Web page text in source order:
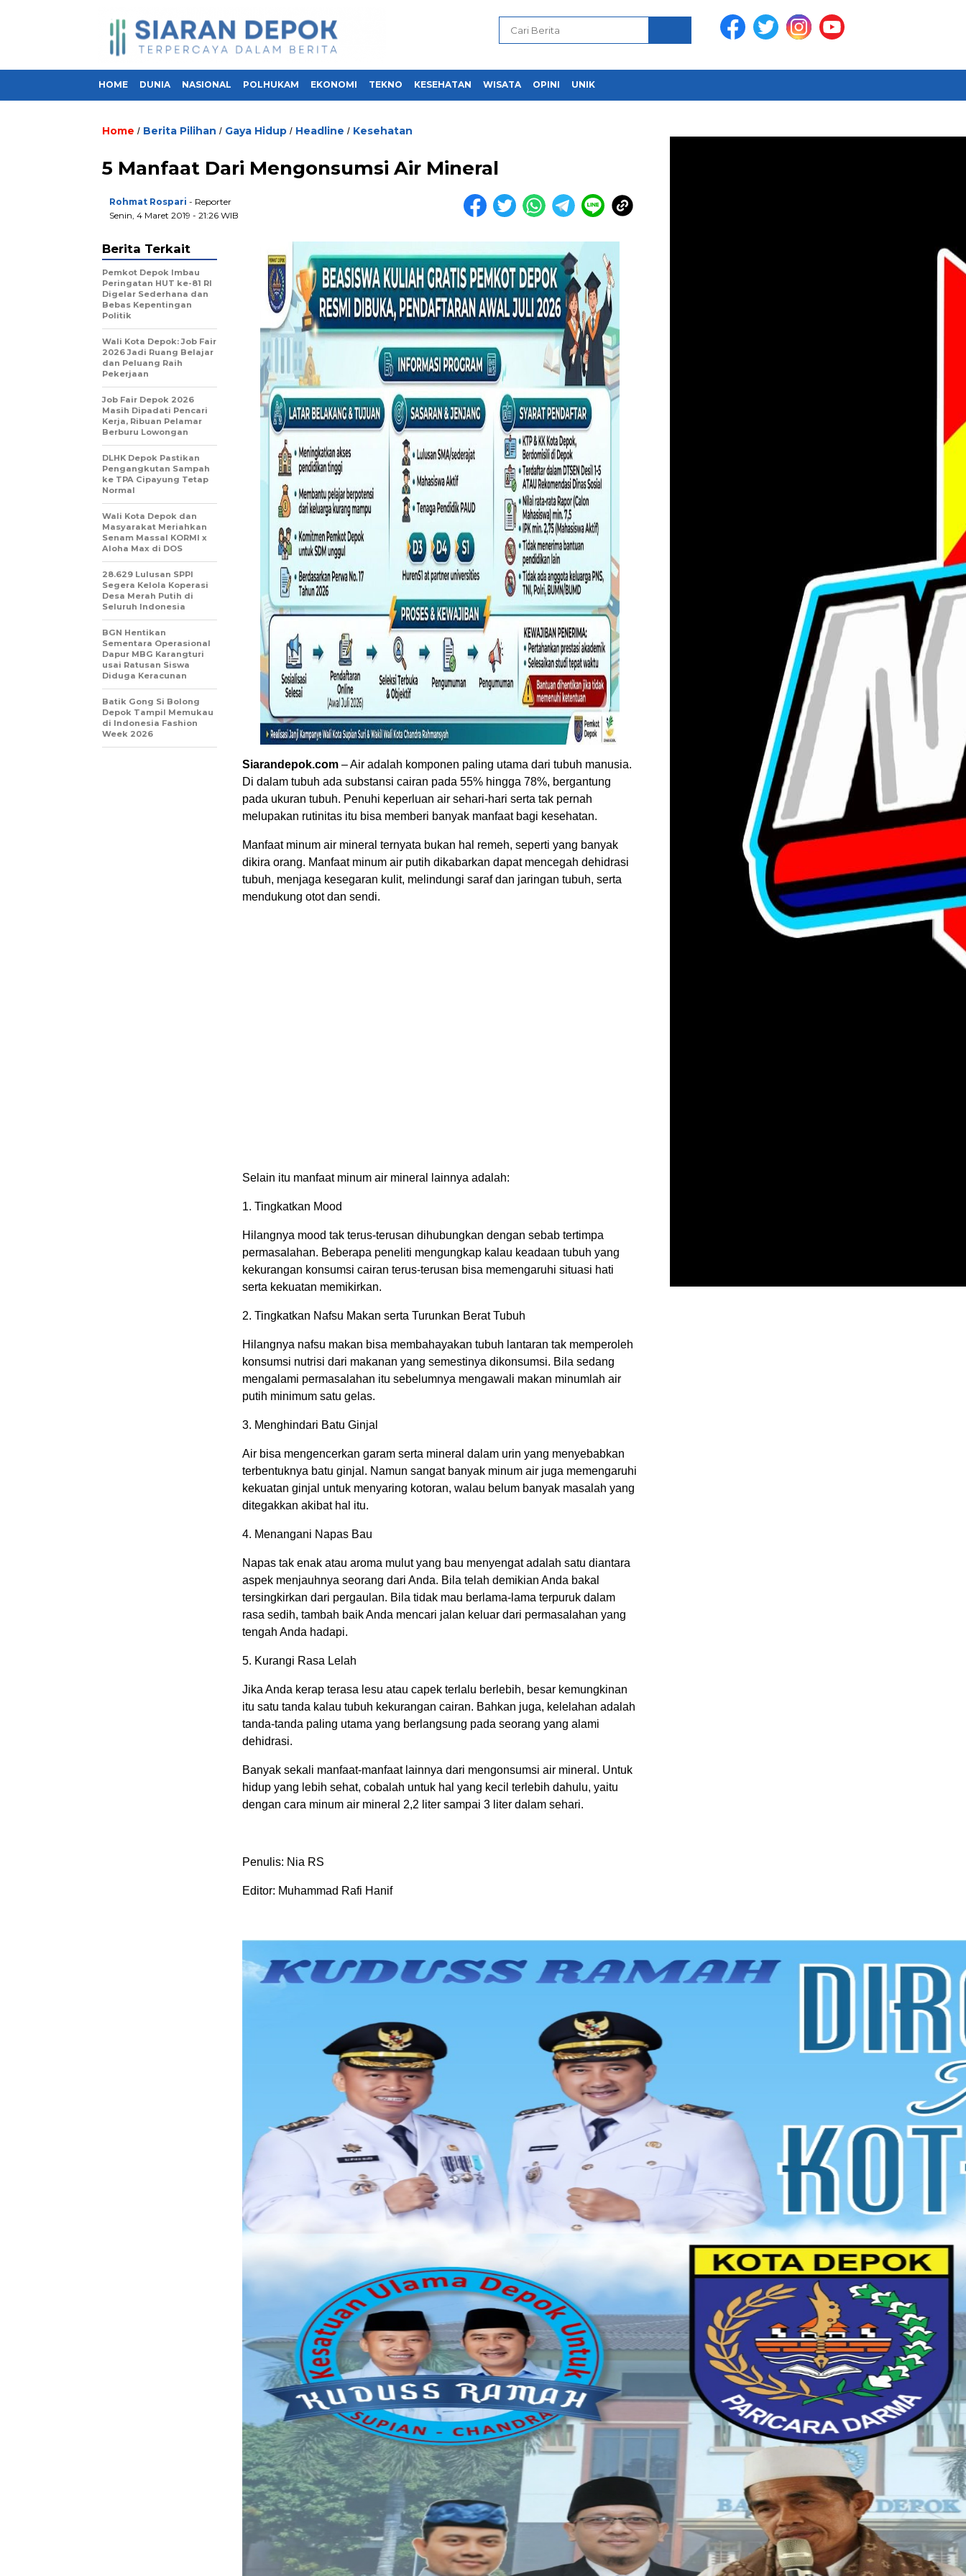
HOME DUNIA NASIONAL POLHUKAM EKONOMI TEKNO KESEHATAN WISATA OPINI UNIK
Home / Berita Pilihan / Gaya Hidup / Headline / Kesehatan
5 Manfaat Dari Mengonsumsi Air Mineral
Rohmat Rospari - Reporter
Senin, 4 Maret 2019 - 21:26 WIB
Siarandepok.com – Air adalah komponen paling utama dari tubuh manusia.
Di dalam tubuh ada substansi cairan pada 55% hingga 78%, bergantung
pada ukuran tubuh. Penuhi keperluan air sehari-hari serta tak pernah
melupakan rutinitas itu bisa memberi banyak manfaat bagi kesehatan.
Manfaat minum air mineral ternyata bukan hal remeh, seperti yang banyak
dikira orang. Manfaat minum air putih dikabarkan dapat mencegah dehidrasi
tubuh, menjaga kesegaran kulit, melindungi saraf dan jaringan tubuh, serta
mendukung otot dan sendi.
Selain itu manfaat minum air mineral lainnya adalah:
1. Tingkatkan Mood
Hilangnya mood tak terus-terusan dihubungkan dengan sebab tertimpa
permasalahan. Beberapa peneliti mengungkap kalau keadaan tubuh yang
kekurangan konsumsi cairan terus-terusan bisa memengaruhi situasi hati
serta kekuatan memikirkan.
2. Tingkatkan Nafsu Makan serta Turunkan Berat Tubuh
Hilangnya nafsu makan bisa membahayakan tubuh lantaran tak memperoleh
konsumsi nutrisi dari makanan yang semestinya dikonsumsi. Bila sedang
mengalami permasalahan itu sebelumnya mengawali makan minumlah air
putih minimum satu gelas.
3. Menghindari Batu Ginjal
Air bisa mengencerkan garam serta mineral dalam urin yang menyebabkan
terbentuknya batu ginjal. Namun sangat banyak minum air juga memengaruhi
kekuatan ginjal untuk menyaring kotoran, walau belum banyak masalah yang
ditegakkan akibat hal itu.
4. Menangani Napas Bau
Napas tak enak atau aroma mulut yang bau menyengat adalah satu diantara
aspek menjauhnya seorang dari Anda. Bila telah demikian Anda bakal
tersingkirkan dari pergaulan. Bila tidak mau berlama-lama terpuruk dalam
rasa sedih, tambah baik Anda mencari jalan keluar dari permasalahan yang
tengah Anda hadapi.
5. Kurangi Rasa Lelah
Jika Anda kerap terasa lesu atau capek terlalu berlebih, besar kemungkinan
itu satu tanda kalau tubuh kekurangan cairan. Bahkan juga, kelelahan adalah
tanda-tanda paling utama yang berlangsung pada seorang yang alami
dehidrasi.
Banyak sekali manfaat-manfaat lainnya dari mengonsumsi air mineral. Untuk
hidup yang lebih sehat, cobalah untuk hal yang kecil terlebih dahulu, yaitu
dengan cara minum air mineral 2,2 liter sampai 3 liter dalam sehari.
Penulis: Nia RS
Editor: Muhammad Rafi Hanif
Berita Terkait
Pemkot Depok Imbau
Peringatan HUT ke-81 RI
Digelar Sederhana dan
Bebas Kepentingan
Politik
Wali Kota Depok: Job Fair
2026 Jadi Ruang Belajar
dan Peluang Raih
Pekerjaan
Job Fair Depok 2026
Masih Dipadati Pencari
Kerja, Ribuan Pelamar
Berburu Lowongan
DLHK Depok Pastikan
Pengangkutan Sampah
ke TPA Cipayung Tetap
Normal
Wali Kota Depok dan
Masyarakat Meriahkan
Senam Massal KORMI x
Aloha Max di DOS
28.629 Lulusan SPPI
Segera Kelola Koperasi
Desa Merah Putih di
Seluruh Indonesia
BGN Hentikan
Sementara Operasional
Dapur MBG Karangturi
usai Ratusan Siswa
Diduga Keracunan
Batik Gong Si Bolong
Depok Tampil Memukau
di Indonesia Fashion
Week 2026